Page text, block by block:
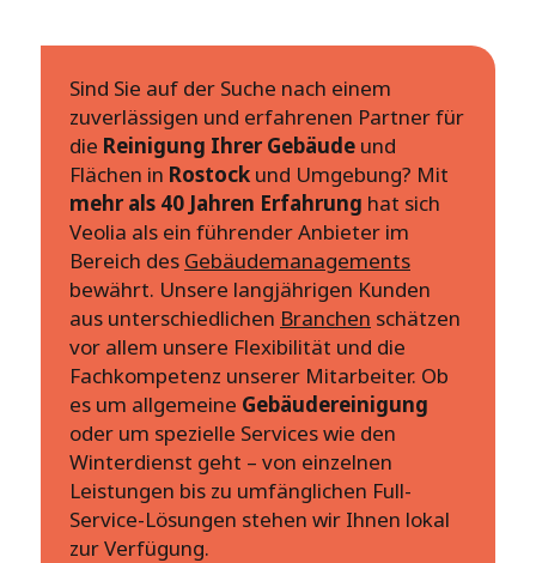
Sind Sie auf der Suche nach einem
zuverlässigen und erfahrenen Partner für
die Reinigung Ihrer Gebäude und
Flächen in Rostock und Umgebung? Mit
mehr als 40 Jahren Erfahrung hat sich
Veolia als ein führender Anbieter im
Bereich des Gebäudemanagements
bewährt. Unsere langjährigen Kunden
aus unterschiedlichen Branchen schätzen
vor allem unsere Flexibilität und die
Fachkompetenz unserer Mitarbeiter. Ob
es um allgemeine Gebäudereinigung
oder um spezielle Services wie den
Winterdienst geht – von einzelnen
Leistungen bis zu umfänglichen Full-
Service-Lösungen stehen wir Ihnen lokal
zur Verfügung.